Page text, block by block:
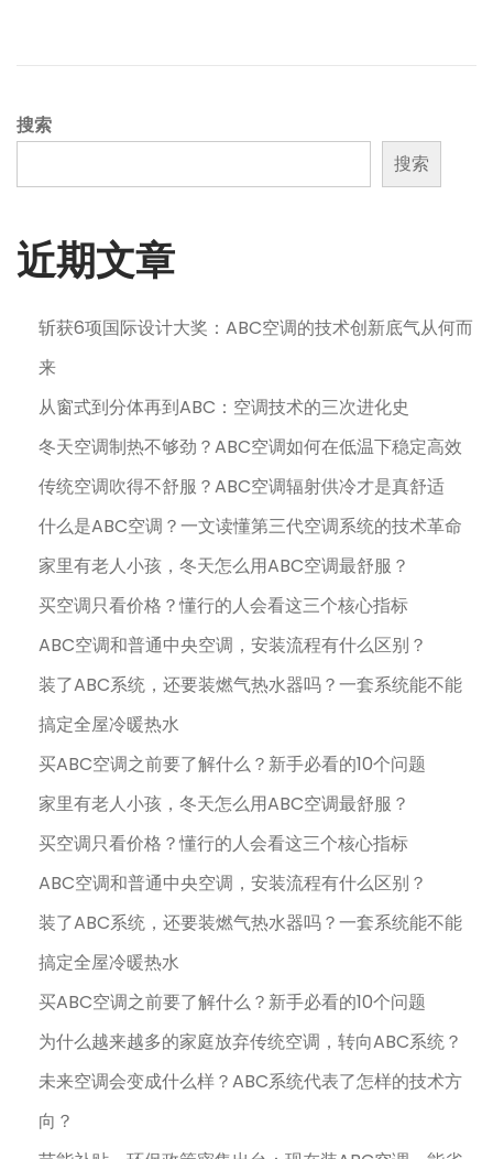
日
搜索
搜索
近期文章
斩获6项国际设计大奖：ABC空调的技术创新底气从何而
来
从窗式到分体再到ABC：空调技术的三次进化史
冬天空调制热不够劲？ABC空调如何在低温下稳定高效
传统空调吹得不舒服？ABC空调辐射供冷才是真舒适
什么是ABC空调？一文读懂第三代空调系统的技术革命
家里有老人小孩，冬天怎么用ABC空调最舒服？
买空调只看价格？懂行的人会看这三个核心指标
ABC空调和普通中央空调，安装流程有什么区别？
装了ABC系统，还要装燃气热水器吗？一套系统能不能
搞定全屋冷暖热水
买ABC空调之前要了解什么？新手必看的10个问题
家里有老人小孩，冬天怎么用ABC空调最舒服？
买空调只看价格？懂行的人会看这三个核心指标
ABC空调和普通中央空调，安装流程有什么区别？
装了ABC系统，还要装燃气热水器吗？一套系统能不能
搞定全屋冷暖热水
买ABC空调之前要了解什么？新手必看的10个问题
为什么越来越多的家庭放弃传统空调，转向ABC系统？
未来空调会变成什么样？ABC系统代表了怎样的技术方
向？